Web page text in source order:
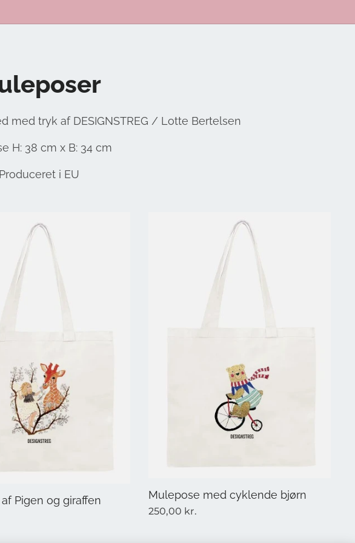
med tryk af DESIGNSTREG / Lotte Bertelsen
H: 38 cm x B: 34 cm
Produceret i EU
Pigen og giraffen Mulepose med cyklende bjørn
250,00 kr.